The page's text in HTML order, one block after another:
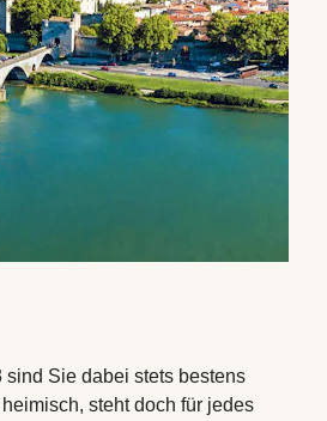
Sie dabei stets bestens
steht doch für jedes